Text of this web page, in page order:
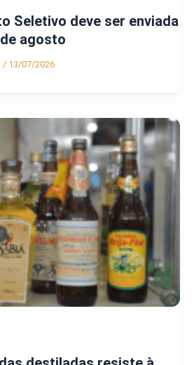
Seletivo deve ser enviada
agosto
/ 13/07/2026